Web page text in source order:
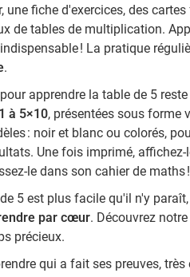
une fiche d'exercices, des
de tables de multiplication.
! La pratique
.
apprendre la table de 5 reste
à 5×10, présentées sous forme
: noir et blanc ou colorés,
Une fois imprimé,
le dans son cahier de maths !
5 est plus facile qu'il n'y
par cœur. Découvrez
précieux.
qui a fait ses preuves,